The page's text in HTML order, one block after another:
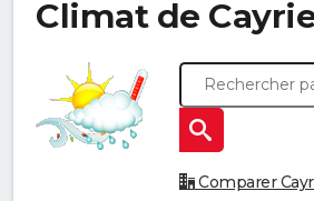
Climat de
Comparer